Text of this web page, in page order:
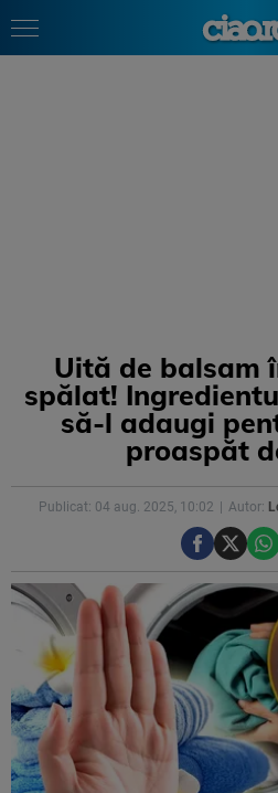
Uită de balsam
spălat!
să-l adaugi
proaspăt
Publicat: 04 aug. 2025, 10:02 Autor: